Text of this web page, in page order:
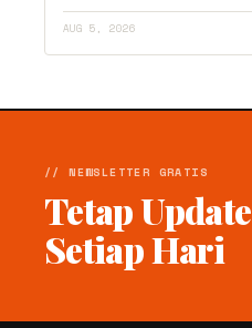
AUG 5, 2026
// NEWSLETTER GRATIS
Tetap Update
Setiap Hari